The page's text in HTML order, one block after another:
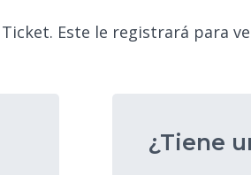
Este le registrará para
¿Tiene